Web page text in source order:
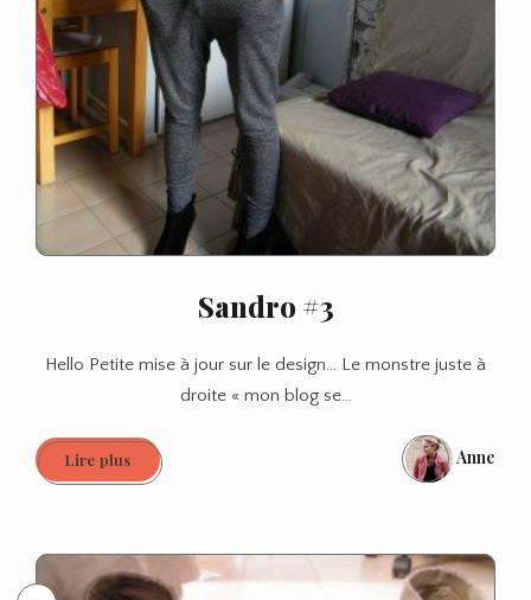
Sandro #3
Hello Petite mise à jour sur le design… Le monstre juste à
droite « mon blog se…
Lire plusSandro
#3
Anne